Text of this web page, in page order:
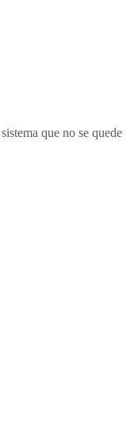
que no se quede